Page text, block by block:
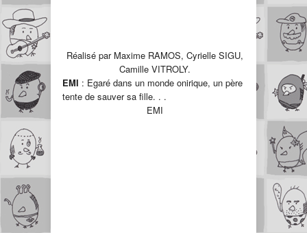
Réalisé par Maxime RAMOS, Cyrielle SIGU,
Camille VITROLY.
EMI : Egaré dans un monde onirique, un père
tente de sauver sa fille. . .
EMI